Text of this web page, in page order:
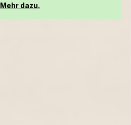
Mehr dazu.